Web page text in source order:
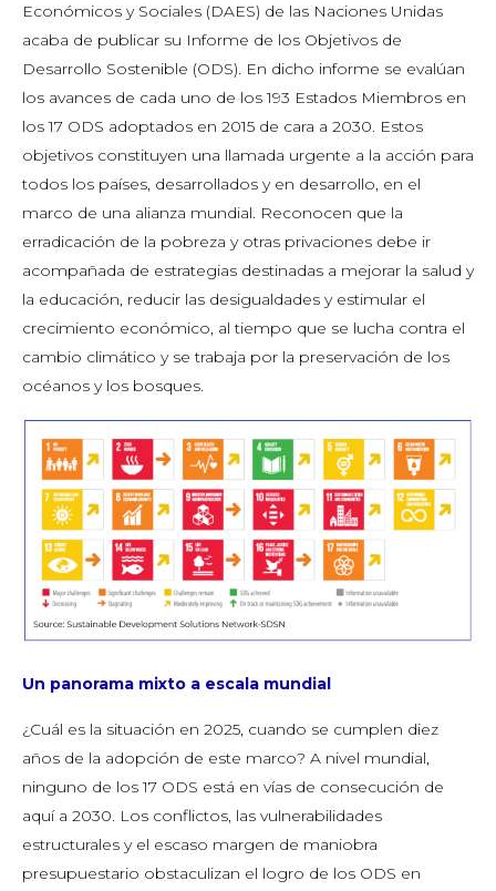
Económicos y Sociales (DAES) de las Naciones Unidas
acaba de publicar su Informe de los Objetivos de
Desarrollo Sostenible (ODS). En dicho informe se evalúan
los avances de cada uno de los 193 Estados Miembros en
los 17 ODS adoptados en 2015 de cara a 2030. Estos
objetivos constituyen una llamada urgente a la acción para
todos los países, desarrollados y en desarrollo, en el
marco de una alianza mundial. Reconocen que la
erradicación de la pobreza y otras privaciones debe ir
acompañada de estrategias destinadas a mejorar la salud y
la educación, reducir las desigualdades y estimular el
crecimiento económico, al tiempo que se lucha contra el
cambio climático y se trabaja por la preservación de los
océanos y los bosques.
Un panorama mixto a escala mundial
¿Cuál es la situación en 2025, cuando se cumplen diez
años de la adopción de este marco? A nivel mundial,
ninguno de los 17 ODS está en vías de consecución de
aquí a 2030. Los conflictos, las vulnerabilidades
estructurales y el escaso margen de maniobra
presupuestario obstaculizan el logro de los ODS en